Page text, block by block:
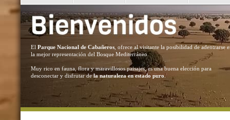
El Parque Nacional de Cabañeros , ofrece al visitante la posibilidad de adentrarse
la mejor representación del Bosque Mediterráneo.
Muy rico en fauna, flora y maravillosos paisajes, es una buena elección para
desconectar y disfrutar dela naturaleza en estado puro .